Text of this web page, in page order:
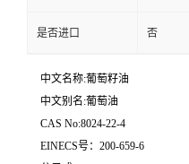
是否进口 否
中文名称:葡萄籽油
中文别名:葡萄油
CAS No:8024-22-4
EINECS号：200-659-6